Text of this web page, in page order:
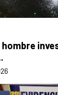
hombre